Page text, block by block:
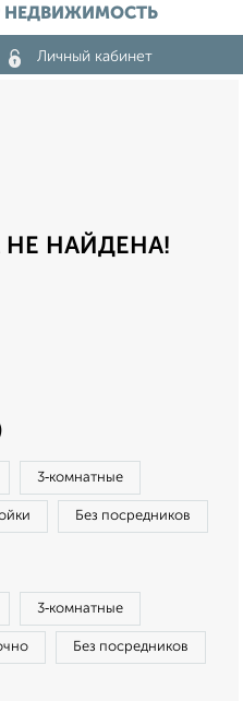
НЕДВИЖИМОСТЬ
Личный кабинет
НАЙДЕНА!
3‑комнатные
Без посредников
3‑комнатные
Без посредников